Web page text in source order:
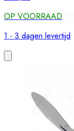
OP VOORRAAD
1 - 3 dagen levertijd